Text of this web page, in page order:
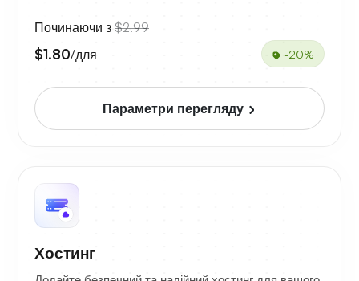
Починаючи з $2.99
$1.80/для -20%
Параметри перегляду
Хостинг